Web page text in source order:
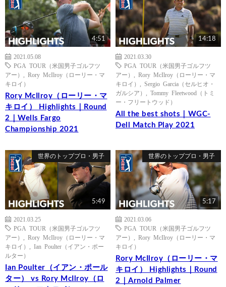
4:51
2021.05.08
PGA TOUR（米国男子ゴルフツ
アー）
Rory McIlroy（ローリー・マ
キロイ）
Rory McIlroy（ローリー・マ
キロイ） Highlights｜Round
2｜Wells Fargo
Championship 2021
14:18
2021.03.30
PGA TOUR（米国男子ゴルフツ
アー）
Rory McIlroy（ローリー・マ
キロイ）
Sergio Garcia（セルヒオ・
ガルシア）
Tommy Fleetwood（トミ
ー・フリートウッド）
All the best shots｜WGC-
Dell Match Play 2021
世界のトッププロ・男子
5:49
2021.03.25
PGA TOUR（米国男子ゴルフツ
アー）
Rory McIlroy（ローリー・マ
キロイ）
Ian Poulter（イアン・ポー
ルター）
Ian Poulter（イアン・ポール
ター） vs Rory McIlroy（ロ
世界のトッププロ・男子
5:17
2021.03.06
PGA TOUR（米国男子ゴルフツ
アー）
Rory McIlroy（ローリー・マ
キロイ）
Rory McIlroy（ローリー・マ
キロイ） Highlights｜Round
2｜Arnold Palmer